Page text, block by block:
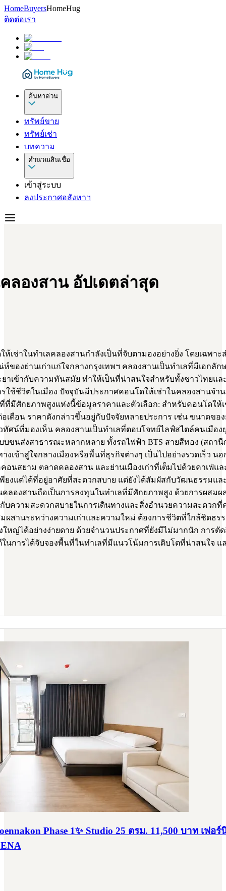
HomeBuyersHomeHug
ติดต่อเรา
ค้นหาด่วน
ทรัพย์ขาย
ทรัพย์เช่า
บทความ
คำนวณสินเชื่อ
เข้าสู่ระบบ
ลงประกาศอสังหาฯ
ลองสาน อัปเดตล่าสุด
เช่าในทำเลคลองสานกำลังเป็นที่จับตามองอย่างยิ่ง โดยเฉพา
ห์ของย่านเก่าแก่ใจกลางกรุงเทพฯ คลองสานเป็นทำเลที่มีเอกลั
าเข้ากับความทันสมัย ทำให้เป็นที่น่าสนใจสำหรับทั้งชาวไทยแ
ใช้ชีวิตในเมือง ปัจจุบันมีประกาศคอนโดให้เช่าในคลองสานจำ
มีศักยภาพสูงแห่งนี้ข้อมูลราคาและตัวเลือก: สำหรับคอนโดให้
ต่อเดือน ราคาดังกล่าวขึ้นอยู่กับปัจจัยหลายประการ เช่น ขนาดข
ศน์ที่มองเห็น คลองสานเป็นทำเลที่ตอบโจทย์ไลฟ์สไตล์คนเมือง
บขนส่งสาธารณะหลากหลาย ทั้งรถไฟฟ้า BTS สายสีทอง (สถา
างเข้าสู่ใจกลางเมืองหรือพื้นที่ธุรกิจต่างๆ เป็นไปอย่างรวดเร็ว
อนสยาม ตลาดคลองสาน และย่านเมืองเก่าที่เต็มไปด้วยคาเฟ่แ
ยงแต่ได้ที่อยู่อาศัยที่สะดวกสบาย แต่ยังได้สัมผัสกับวัฒนธรรมแ
ลองสานถือเป็นการลงทุนในทำเลที่มีศักยภาพสูง ด้วยการผสมผ
บความสะดวกสบายในการเดินทางและสิ่งอำนวยความสะดวกที่
สานระหว่างความเก่าและความใหม่ ต้องการชีวิตที่ใกล้ชิดธ
ใหญ่ได้อย่างง่ายดาย ด้วยจำนวนประกาศที่ยังมีไม่มากนัก การตั
นการได้จับจองพื้นที่ในทำเลที่มีแนวโน้มการเติบโตที่น่าสนใจ
Phase 1✨ Studio 25 ตรม. 11,500 บาท เฟอ